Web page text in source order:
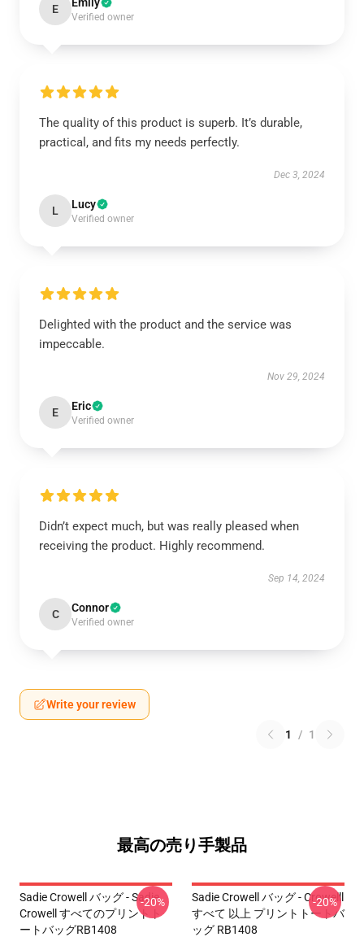
E Emily
Verified owner
The quality of this product is superb. It’s durable,
practical, and fits my needs perfectly.
Dec 3, 2024
L Lucy
Verified owner
Delighted with the product and the service was
impeccable.
Nov 29, 2024
E Eric
Verified owner
Didn’t expect much, but was really pleased when
receiving the product. Highly recommend.
Sep 14, 2024
C Connor
Verified owner
Write your review
1 / 1
最高の売り手製品
Sadie Crowell バッグ - Sadie
Crowell すべてのプリントト
ートバッグRB1408
-20%
Sadie Crowell バッグ - Crowelll
すべて 以上 プリントトートバ
ッグ RB1408
-20%